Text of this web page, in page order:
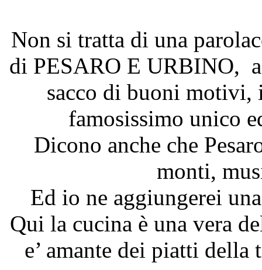
Non si tratta di una
di PESARO E URBINO,
sacco di buoni motivi,
famosissimo unico
Dicono anche che
monti,
Ed io ne aggiungerei
Qui la cucina è una vera
e’ amante dei piatti